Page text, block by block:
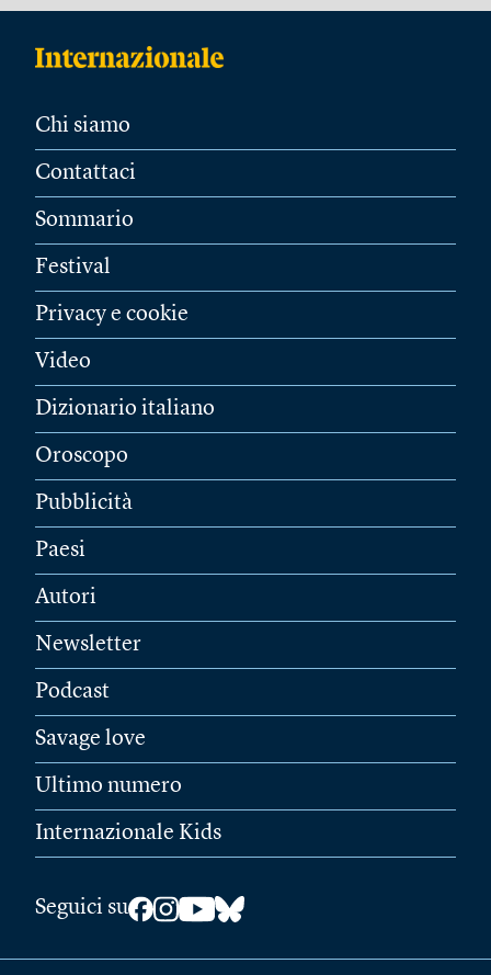
Chi siamo
Contattaci
Sommario
Festival
Privacy e cookie
Video
Dizionario italiano
Oroscopo
Pubblicità
Paesi
Autori
Newsletter
Podcast
Savage love
Ultimo numero
Internazionale Kids
Seguici su